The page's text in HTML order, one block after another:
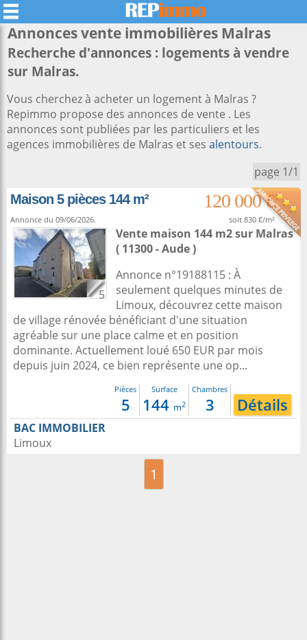
Annonces vente immobilières Malras
Recherche d'annonces : logements à vendre
sur Malras.
Vous cherchez à acheter un logement à Malras ?
Repimmo propose des annonces de vente . Les
annonces sont publiées par les particuliers et les
agences immobilières de Malras et ses alentours.
page 1/1
Maison 5 pièces 144 m²
120 000 €
Annonce du 09/06/2026. soit 830 €/m²
5
Vente maison 144 m2sur Malras
( 11300 - Aude )
Annonce n°19188115 : À
seulement quelques minutes de
Limoux, découvrez cette maison
de village rénovée bénéficiant d'une situation
agréable sur une place calme et en position
dominante. Actuellement loué 650 EUR par mois
depuis juin 2024, ce bien représente une op...
Pièces
5
Surface
144 m2
Chambres
3 Détails
BAC IMMOBILIER
Limoux
1